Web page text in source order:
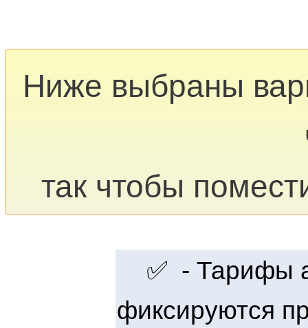
Ниже выбраны
так чтобы
✅ - Тарифы
фиксируются